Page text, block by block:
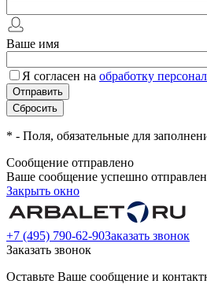
Ваше имя
Я согласен на обработку
* - Поля, обязательные для
Сообщение отправлено
Ваше сообщение успешно
Закрыть окно
+7 (495) 790-62-90Заказать звонок
Заказать звонок
Оставьте Ваше сообщение и